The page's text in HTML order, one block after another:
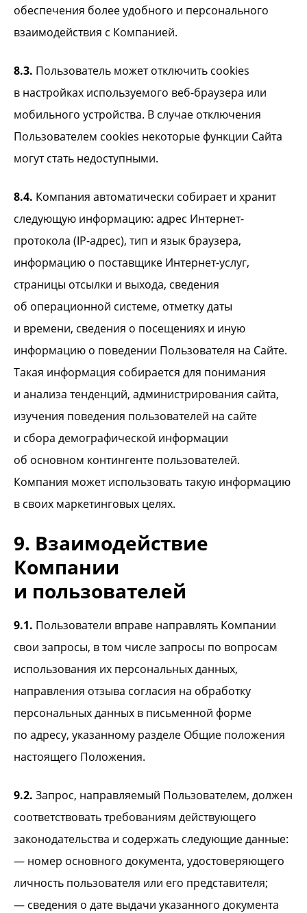
обеспечения более удобного и персонального
взаимодействия с Компанией.
8.3. Пользователь может отключить cookies
в настройках используемого веб-браузера или
мобильного устройства. В случае отключения
Пользователем cookies некоторые функции Сайта
могут стать недоступными.
8.4. Компания автоматически собирает и хранит
следующую информацию: адрес Интернет-
протокола (IP-адрес), тип и язык браузера,
информацию о поставщике Интернет-услуг,
страницы отсылки и выхода, сведения
об операционной системе, отметку даты
и времени, сведения о посещениях и иную
информацию о поведении Пользователя на Сайте.
Такая информация собирается для понимания
и анализа тенденций, администрирования сайта,
изучения поведения пользователей на сайте
и сбора демографической информации
об основном контингенте пользователей.
Компания может использовать такую информацию
в своих маркетинговых целях.
9. Взаимодействие
Компании
и пользователей
9.1. Пользователи вправе направлять Компании
свои запросы, в том числе запросы по вопросам
использования их персональных данных,
направления отзыва согласия на обработку
персональных данных в письменной форме
по адресу, указанному разделе Общие положения
настоящего Положения.
9.2. Запрос, направляемый Пользователем, должен
соответствовать требованиям действующего
законодательства и содержать следующие данные:
— номер основного документа, удостоверяющего
личность пользователя или его представителя;
— сведения о дате выдачи указанного документа